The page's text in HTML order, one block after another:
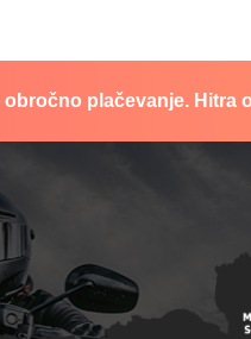
plačevanje. Hitra